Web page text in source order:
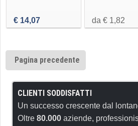
€ 14,07 da € 1,82
Pagina precedente
CLIENTI SODDISFATTI
Un successo crescente dal
Oltre 80.000 aziende,